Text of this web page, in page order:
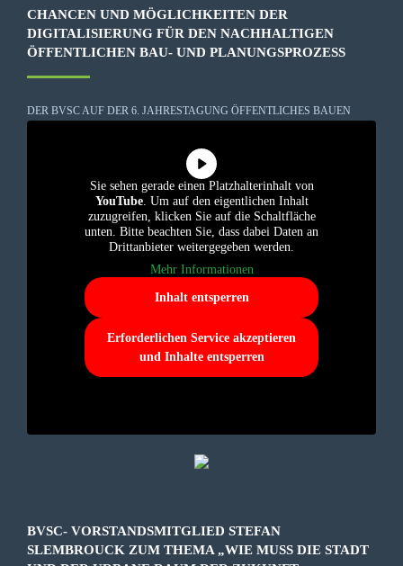
CHANCEN UND MÖGLICHKEITEN DER
DIGITALISIERUNG FÜR DEN NACHHALTIGEN
ÖFFENTLICHEN BAU- UND PLANUNGSPROZESS
DER BVSC AUF DER 6. JAHRESTAGUNG ÖFFENTLICHES BAUEN
Sie sehen gerade einen Platzhalterinhalt von
YouTube. Um auf den eigentlichen Inhalt
zuzugreifen, klicken Sie auf die Schaltfläche
unten. Bitte beachten Sie, dass dabei Daten an
Drittanbieter weitergegeben werden.
Mehr Informationen
Inhalt entsperren
Erforderlichen Service akzeptieren
und Inhalte entsperren
BVSC- VORSTANDSMITGLIED STEFAN
SLEMBROUCK ZUM THEMA „WIE MUSS DIE STADT